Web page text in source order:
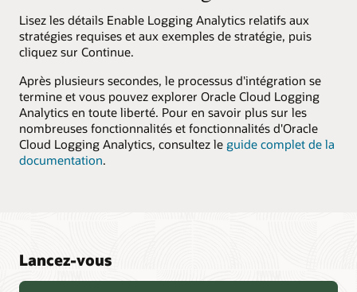
Lisez les détails Enable Logging Analytics relatifs aux
stratégies requises et aux exemples de stratégie, puis
cliquez sur Continue.
Après plusieurs secondes, le processus d'intégration se
termine et vous pouvez explorer Oracle Cloud Logging
Analytics en toute liberté. Pour en savoir plus sur les
nombreuses fonctionnalités et fonctionnalités d'Oracle
Cloud Logging Analytics, consultez le guide complet de la
documentation.
Lancez-vous